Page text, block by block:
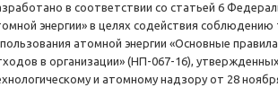
в соответствии со статьей 6
энергии» в целях содействия
атомной энергии «Основные
в организации» (НП-067-16),
и атомному надзору от 28